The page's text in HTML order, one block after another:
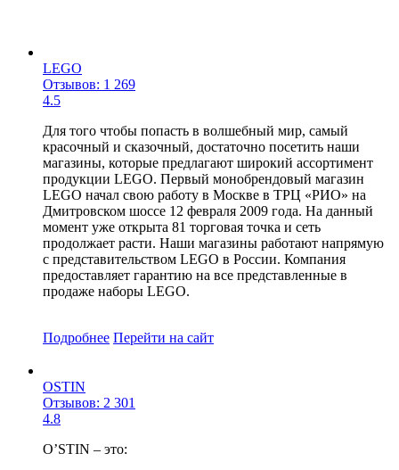
LEGO
Отзывов: 1 269
4.5
Для того чтобы попасть в волшебный мир, самый
красочный и сказочный, достаточно посетить наши
магазины, которые предлагают широкий ассортимент
продукции LEGO. Первый монобрендовый магазин
LEGO начал свою работу в Москве в ТРЦ «РИО» на
Дмитровском шоссе 12 февраля 2009 года. На данный
момент уже открыта 81 торговая точка и сеть
продолжает расти. Наши магазины работают напрямую
с представительством LEGO в России. Компания
предоставляет гарантию на все представленные в
продаже наборы LEGO.
Подробнее Перейти на сайт
OSTIN
Отзывов: 2 301
4.8
O’STIN – это: